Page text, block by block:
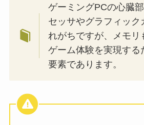
ゲーミングPCの心臓
セッサやグラフィック
れがちですが、メモリ
ゲーム体験を実現する
要素であります。